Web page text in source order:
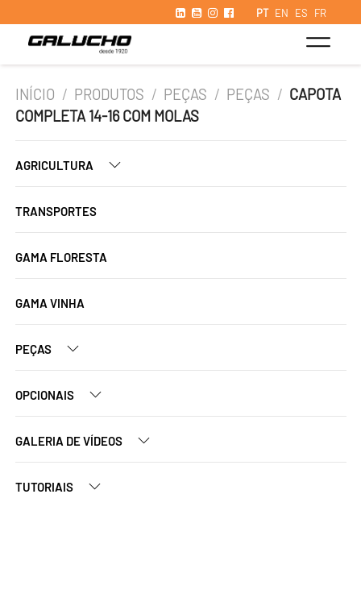
PT EN ES FR
INÍCIO / PRODUTOS / PEÇAS / PEÇAS / CAPOTA
COMPLETA 14-16 COM MOLAS
AGRICULTURA
TRANSPORTES
GAMA FLORESTA
GAMA VINHA
PEÇAS
OPCIONAIS
GALERIA DE VÍDEOS
TUTORIAIS